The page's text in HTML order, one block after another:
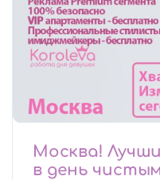
Москва!
в день